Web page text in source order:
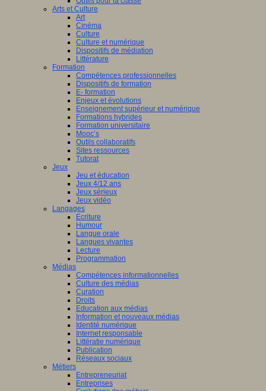
Arts et Culture
Art
Cinéma
Culture
Culture et numérique
Dispositifs de médiation
Littérature
Formation
Compétences professionnelles
Dispositifs de formation
E- formation
Enjeux et évolutions
Enseignement supérieur et numérique
Formations hybrides
Formation universitaire
Mooc’s
Outils collaboratifs
Sites ressources
Tutorat
Jeux
Jeu et éducation
Jeux 4/12 ans
Jeux sérieux
Jeux vidéo
Langages
Ecriture
Humour
Langue orale
Langues vivantes
Lecture
Programmation
Médias
Compétences informationnelles
Culture des médias
Curation
Droits
Education aux médias
Information et nouveaux médias
Identité numérique
Internet responsable
Littératie numérique
Publication
Réseaux sociaux
Métiers
Entrepreneuriat
Entreprises